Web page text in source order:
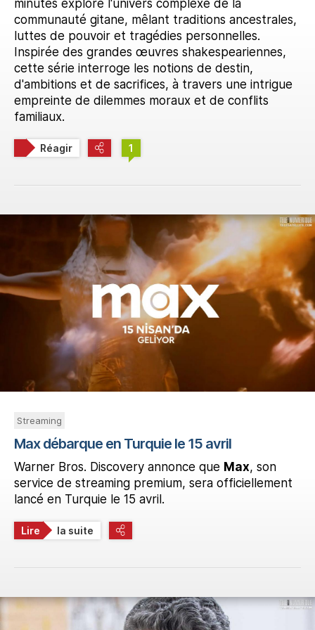
minutes explore l'univers complexe de la
communauté gitane, mêlant traditions ancestrales,
luttes de pouvoir et tragédies personnelles.
Inspirée des grandes œuvres shakespeariennes,
cette série interroge les notions de destin,
d'ambitions et de sacrifices, à travers une intrigue
empreinte de dilemmes moraux et de conflits
familiaux.
Réagir 1
Streaming
Max débarque en Turquie le 15 avril
Warner Bros. Discovery annonce que Max, son
service de streaming premium, sera officiellement
lancé en Turquie le 15 avril.
Lire la suite